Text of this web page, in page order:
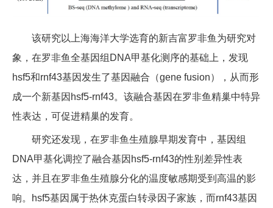
该研究以上海海洋大学选育的新吉富罗非鱼为研究对
象，在罗非鱼全基因组DNA甲基化测序的基础上，发现
hsf5和rnf43基因发生了基因融合（gene fusion），从而形
成一个新基因hsf5-rnf43。该融合基因在罗非鱼精巢中特异
性表达，可促进精巢的发育。
研究还发现，在罗非鱼生殖腺早期发育中，基因组
DNA甲基化调控了融合基因hsf5-rnf43的性别差异性表
达，并且在罗非鱼生殖腺分化的温度敏感期受到高温的影
响。hsf5基因属于热休克蛋白转录因子家族，而rnf43基因